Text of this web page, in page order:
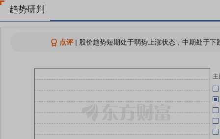
趋势研判
点评| 股价趋势短期处于弱势上涨状态，中期处于
主